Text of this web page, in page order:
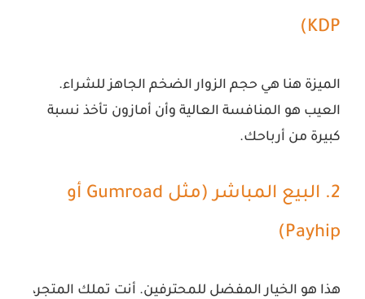
KDP)
الميزة هنا هي حجم الزوار الضخم الجاهز للشراء.
العيب هو المنافسة العالية وأن أمازون تأخذ نسبة
كبيرة من أرباحك.
2. البيع المباشر (مثل Gumroad أو
Payhip)
هذا هو الخيار المفضل للمحترفين. أنت تملك المتجر،